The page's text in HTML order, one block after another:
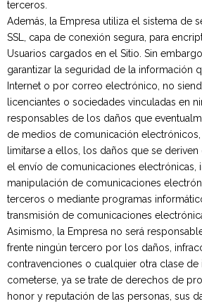
terceros.
Además, la Empresa utiliza el sistema de
SSL, capa de conexión segura, para
Usuarios cargados en el Sitio. Sin
garantizar la seguridad de la información
Internet o por correo electrónico, no
licenciantes o sociedades vinculadas en
responsables de los daños que
de medios de comunicación
limitarse a ellos, los daños que se
el envío de comunicaciones electrónicas,
manipulación de comunicaciones
terceros o mediante programas
transmisión de comunicaciones
Asimismo, la Empresa no será
frente ningún tercero por los daños,
contravenciones o cualquier otra clase
cometerse, ya se trate de derechos de
honor y reputación de las personas, sus